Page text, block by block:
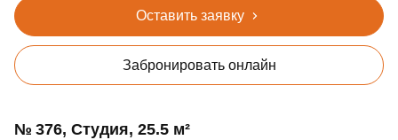
Оставить заявку
Забронировать онлайн
№ 376, Студия, 25.5 м²